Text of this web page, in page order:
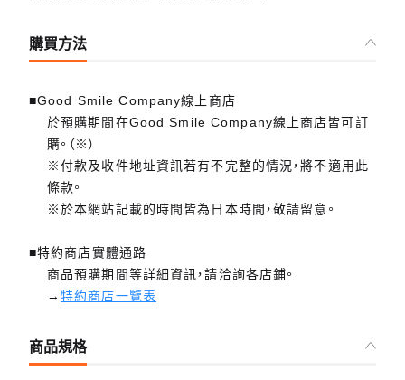
購買方法
■Good Smile Company線上商店
於預購期間在Good Smile Company線上商店皆可訂
購。（※）
※付款及收件地址資訊若有不完整的情況，將不適用此
條款。
※於本網站記載的時間皆為日本時間，敬請留意。
■特約商店實體通路
商品預購期間等詳細資訊，請洽詢各店鋪。
→特約商店一覽表
商品規格